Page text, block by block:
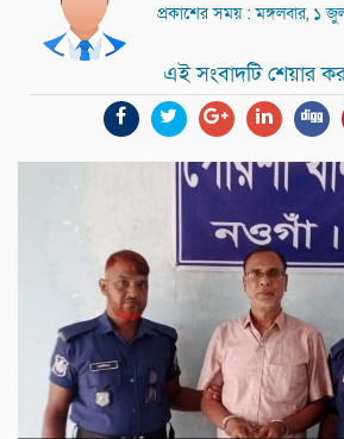
প্রকাশের সময় : মঙ্গলবার, ১
এই সংবাদটি শেয়ার